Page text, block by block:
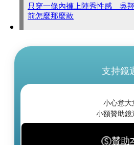
只穿一條內褲上陣秀性感 吳
前怎麼那麼敢
支持鏡
小心意大
小額贊助鏡
贊助